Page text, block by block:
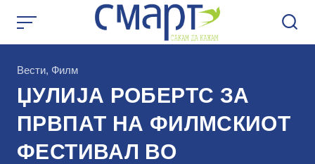
КАтегорија
Вести, Филм
ЏУЛИЈА РОБЕРТС ЗА
ПРВПАТ НА ФИЛМСКИОТ
ФЕСТИВАЛ ВО